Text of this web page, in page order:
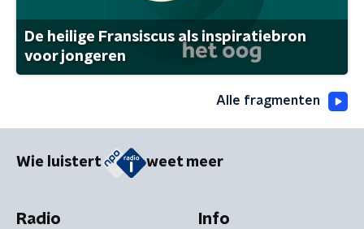
De heilige Fransiscus als inspiratiebron
voor jongeren
Alle fragmenten
Wie luistert weet meer
Radio Info